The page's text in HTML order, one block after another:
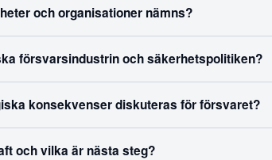
och organisationer nämns?
försvarsindustrin och säkerhetspolitiken?
konsekvenser diskuteras för försvaret?
och vilka är nästa steg?